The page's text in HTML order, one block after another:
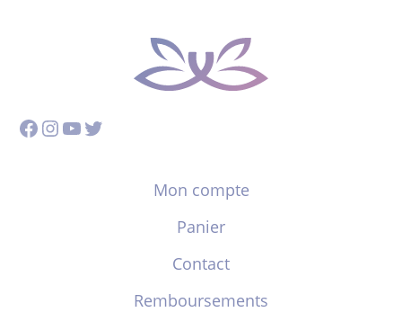
Facebook
Instagram
YouTube
Twitter
Mon compte
Panier
Contact
Remboursements